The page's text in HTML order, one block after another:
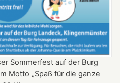
Sommerfest auf der Burg
Motto „Spaß für die ganze